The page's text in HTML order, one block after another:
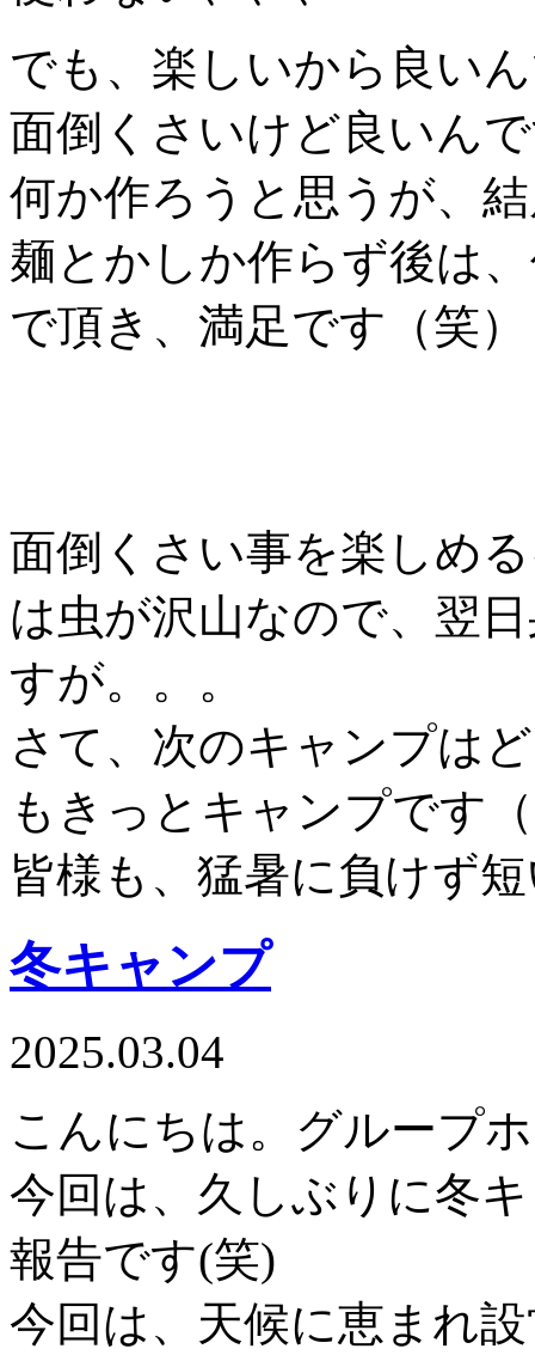
でも、楽しいから良い
面倒くさいけど良いん
何か作ろうと思うが、
麺とかしか作らず後は
で頂き、満足です（笑）
面倒くさい事を楽しめ
は虫が沢山なので、翌
すが。。。
さて、次のキャンプは
もきっとキャンプです
皆様も、猛暑に負けず
冬キャンプ
2025.03.04
こんにちは。グループ
今回は、久しぶりに冬
報告です(笑)
今回は、天候に恵まれ